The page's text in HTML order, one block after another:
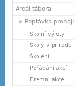
Areál tábora
Poptávka
Školní výlety
Školy v přírodě
Školení
Pořádání akcí
Firemní akce